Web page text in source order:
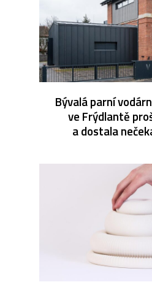
Bývalá parní
ve Frýdlantě
a dostala